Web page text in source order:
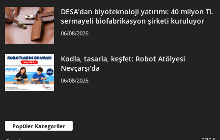
DESA’dan biyoteknoloji yatırımı: 40 milyon TL
sermayeli biofabrikasyon şirketi kuruluyor
06/08/2026
Kodla, tasarla, keşfet: Robot Atölyesi
Nevçarşı’da
06/08/2026
Popüler Kategoriler